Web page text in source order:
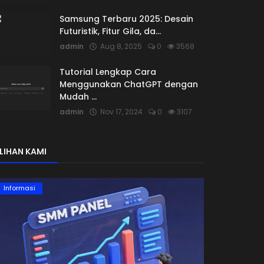
Samsung Terbaru 2025: Desain
Futuristik, Fitur Gila, da...
admin Aug 8, 2025 0 3568
Tutorial Lengkap Cara
Menggunakan ChatGPT dengan
Mudah ...
admin Nov 17, 2024 0 3107
KAMI
Informasi